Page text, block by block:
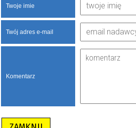
Twoje imie
Twój adres e-mail
Komentarz